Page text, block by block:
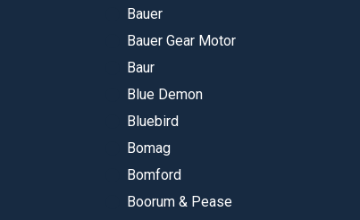
Bauer
Bauer Gear Motor
Baur
Blue Demon
Bluebird
Bomag
Bomford
Boorum & Pease